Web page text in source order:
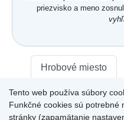
Brekov
Budmerice
Bukovec okr. Košice
Buzica
Bystrany
Bystrička
priezvisko a meno
Hrobové miesto
Sektor:- Rad:-
Tento web používa súbory
Funkčné cookies sú potrebné
stránky (zapamätanie